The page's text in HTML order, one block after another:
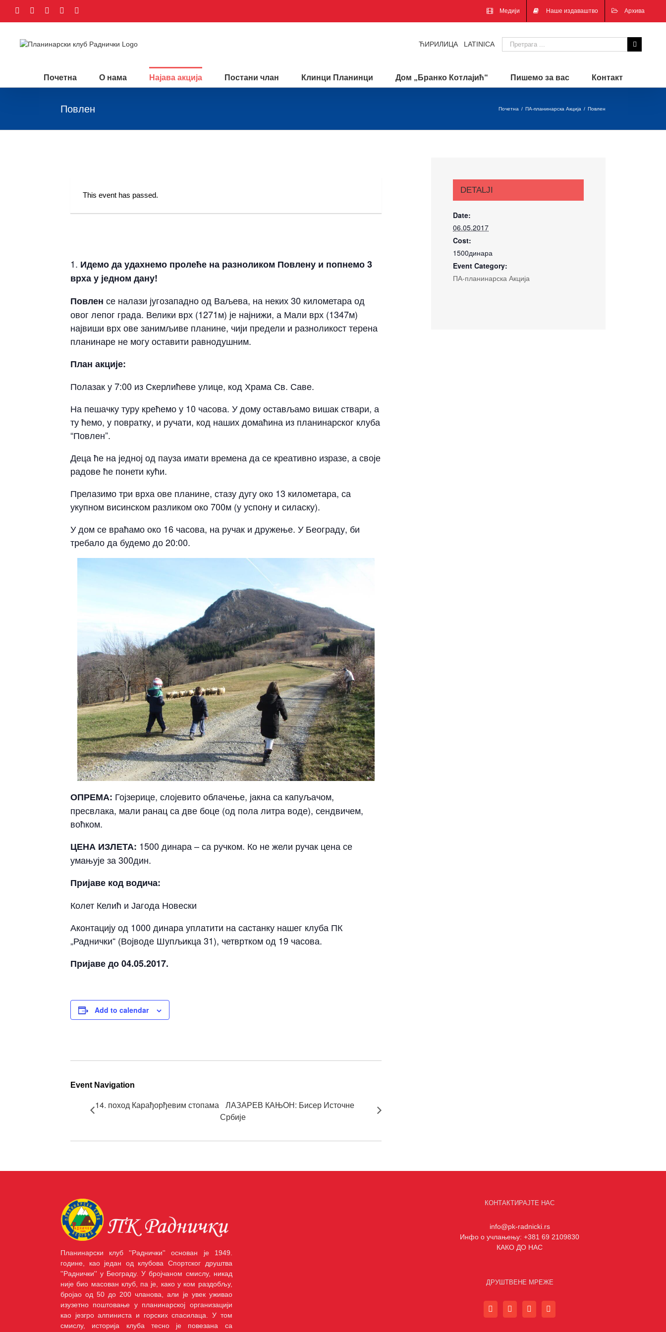
FacebookInstagramYouTube
Email Медији Наше издаваштво Архива
ЋИРИЛИЦА LATINICA
Почетна O нама Најава акција Постани члан Клинци Планинци Дом „Бранко Котлајић“ Пишемо за вас Контакт
Повлен Почетна / ПА-планинарска Акција / Повлен
This event has passed.
Повлен
Идемо да удахнемо пролеће на разноликом Повлену и попнемо 3
врха у једном дану!
Повлен се налази југозападно од Ваљева, на неких 30 километара од
овог лепог града. Велики врх (1271м) је најнижи, а Мали врх (1347м)
највиши врх ове занимљиве планине, чији предели и разноликост терена
планинаре не могу оставити равнодушним.
План акције:
Полазак у 7:00 из Скерлићеве улице, код Храма Св. Саве.
На пешачку туру крећемо у 10 часова. У дому остављамо вишак ствари, а
ту ћемо, у повратку, и ручати, код наших домаћина из планинарског клуба
“Повлен”.
Деца ће на једној од пауза имати времена да се креативно изразе, а своје
радове ће понети кући.
Прелазимо три врха ове планине, стазу дугу око 13 километара, са
укупном висинском разликом око 700м (у успону и силаску).
У дом се враћамо око 16 часова, на ручак и дружење. У Београду, би
требало да будемо до 20:00.
ОПРЕМА: Гојзерице, слојевито облачење, јакна са капуљачом,
пресвлака, мали ранац са две боце (од пола литра воде), сендвичем,
воћком.
ЦЕНА ИЗЛЕТА: 1500 динара – са ручком. Ко не жели ручак цена се
умањује за 300дин.
Пријаве код водича:
Колет Келић и Јагода Новески
Аконтацију од 1000 динара уплатити на састанку нашег клуба ПК
„Раднички“ (Војводе Шупљикца 31), четвртком од 19 часова.
Пријаве до 04.05.2017.
Add to calendar
Event Navigation
14. поход Карађорђевим стопама ЛАЗАРЕВ КАЊОН: Бисер Источне
Србије
DETALJI
Date:
06.05.2017
Cost:
1500динара
Event Category:
ПА-планинарска Акција
Планинарски клуб ''Раднички'' основан је 1949.
године, као један од клубова Спортског друштва
''Раднички'' у Београду. У бројчаном смислу, никад
није био масован клуб, па је, како у ком раздобљу,
бројао од 50 до 200 чланова, али је увек уживао
изузетно поштовање у планинарској организацији
као језгро алпиниста и горских спасилаца. У том
смислу, историја клуба тесно је повезана са
КОНТАКТИРАЈТЕ НАС
info@pk-radnicki.rs
Инфо о учлањењу: +381 69 2109830
КАКО ДО НАС
ДРУШТВЕНЕ МРЕЖЕ